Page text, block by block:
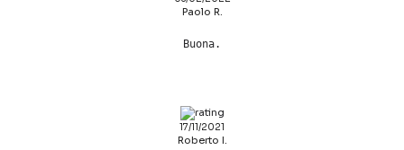
Paolo R.
Buona.
17/11/2021
Roberto I.